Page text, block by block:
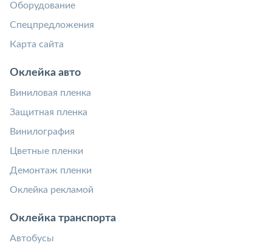
Оборудование
Спецпредложения
Карта сайта
Оклейка авто
Виниловая пленка
Защитная пленка
Винилография
Цветные пленки
Демонтаж пленки
Оклейка рекламой
Оклейка транспорта
Автобусы